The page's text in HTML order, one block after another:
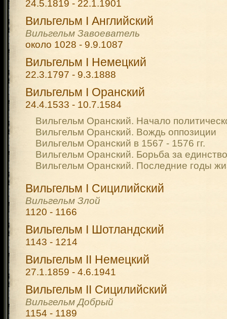
24.5.1819 - 22.1.1901
Вильгельм I Английский
Вильгельм Завоеватель
около 1028 - 9.9.1087
Вильгельм I Немецкий
22.3.1797 - 9.3.1888
Вильгельм I Оранский
24.4.1533 - 10.7.1584
Вильгельм Оранский. Начало
Вильгельм Оранский. Вождь оппозиции
Вильгельм Оранский в 1567 - 1576 гг.
Вильгельм Оранский. Борьба за
Вильгельм Оранский. Последние годы
Вильгельм I Сицилийский
Вильгельм Злой
1120 - 1166
Вильгельм I Шотландский
1143 - 1214
Вильгельм II Немецкий
27.1.1859 - 4.6.1941
Вильгельм II Сицилийский
Вильгельм Добрый
1154 - 1189